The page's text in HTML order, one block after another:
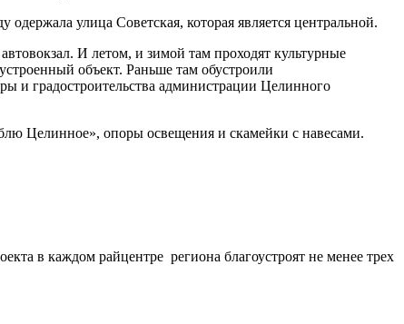
улица Советская, которая является центральной.
И летом, и зимой там проходят культурные
объект. Раньше там обустроили
и градостроительства администрации Целинного
Целинное», опоры освещения и скамейки с навесами.
в каждом райцентре региона благоустроят не менее трех